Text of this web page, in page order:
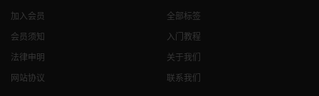
加入会员
会员须知
法律申明
网站协议
全部标签
入门教程
关于我们
联系我们